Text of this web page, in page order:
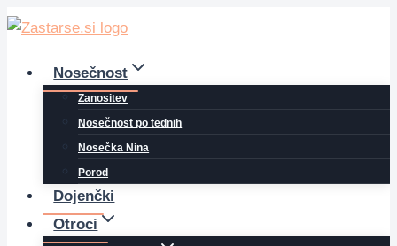
Skip
contentNosečnost
Zanositev
Nosečnost po tednih
Nosečka Nina
Porod
Dojenčki
Otroci